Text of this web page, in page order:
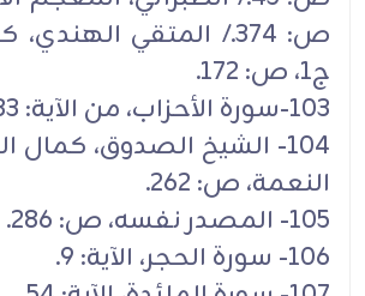
ص: 374./ المتقي الهندي،
ج1، ص: 172.
103-سورة الأحزاب، من الآية: 33.
104- الشيخ الصدوق، كمال
النعمة، ص: 262.
105- المصدر نفسه، ص: 286.
106- سورة الحجر، الآية: 9.